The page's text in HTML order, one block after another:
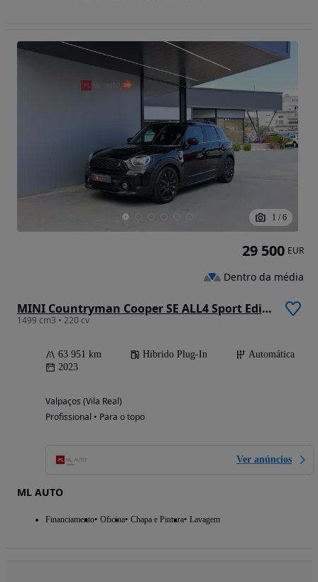
1 / 6
MINI Countryman Cooper SE ALL4 Sport Edition Auto
1499 cm3 • 220 cv
63 951 km Híbrido Plug-In
Automática
2023
Valpaços (Vila Real)
Profissional • Para o topo
Ver anúncios
ML AUTO
Financiamento Oficina Chapa e Pintura Lavagem
29 500 EUR
Dentro da média